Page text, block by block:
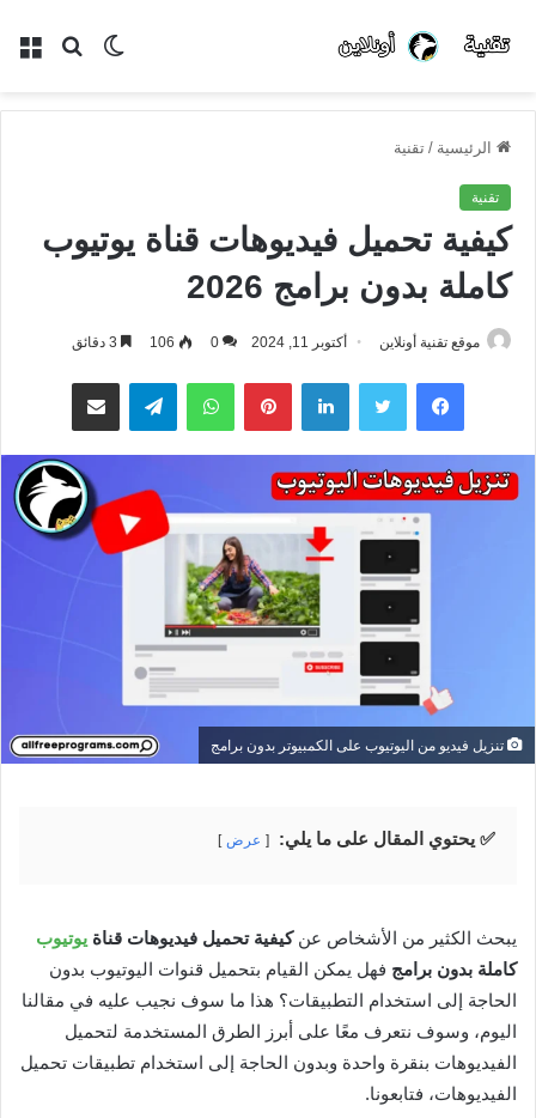
بحث الوضع
الرئيسية / تقنية
تقنية
كيفية تحميل فيديوهات قناة يوتيوب
كاملة بدون برامج 2026
موقع تقنية أونلاين أكتوبر 11, 2024 0
106
فيسبوك تويتر لينكدإن بينتيريستواتساب تيلقرام مشاركة عبر البريد
تنزيل فيديو من اليوتيوب على الكمبيوتر بدون برامج
✅ يحتوي المقال على ما يلي: عرض
يبحث الكثير من الأشخاص عن كيفية تحميل فيديوهات قناة يوتيوب
كاملة بدون برامج فهل يمكن القيام بتحميل قنوات اليوتيوب بدون
الحاجة إلى استخدام التطبيقات؟ هذا ما سوف نجيب عليه في مقالنا
اليوم، وسوف نتعرف معًا على أبرز الطرق المستخدمة لتحميل
الفيديوهات بنقرة واحدة وبدون الحاجة إلى استخدام تطبيقات تحميل
الفيديوهات، فتابعونا.